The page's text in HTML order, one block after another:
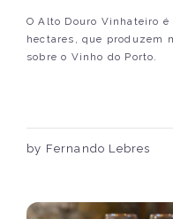
O Alto Douro Vinhateiro
hectares, que produzem
sobre o Vinho do Porto.
by Fernando Lebres